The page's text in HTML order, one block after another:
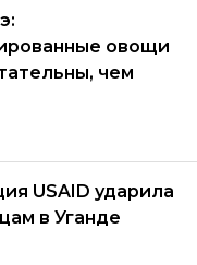
овощи
чем
USAID ударила
в Уганде